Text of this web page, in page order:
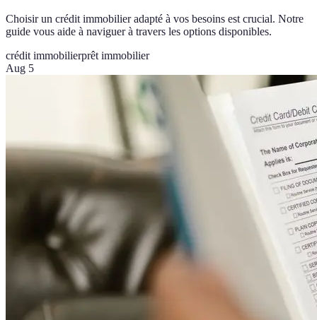
Choisir un crédit immobilier adapté à vos besoins est crucial. Notre
guide vous aide à naviguer à travers les options disponibles.
crédit immobilierprêt immobilier
Aug 5